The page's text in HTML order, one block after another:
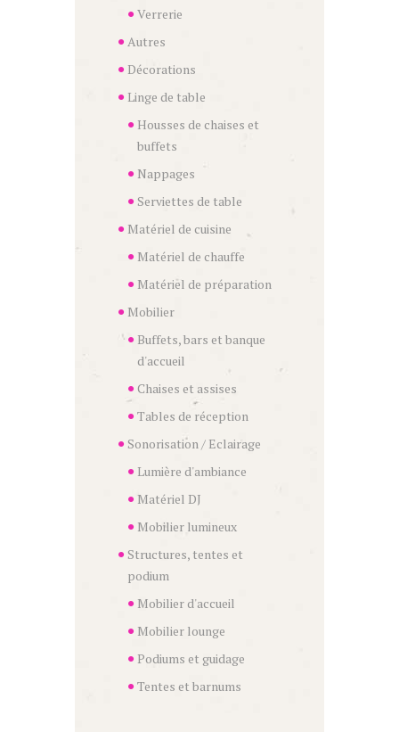
Verrerie
Autres
Décorations
Linge de table
Housses de chaises et
buffets
Nappages
Serviettes de table
Matériel de cuisine
Matériel de chauffe
Matériel de préparation
Mobilier
Buffets, bars et banque
d'accueil
Chaises et assises
Tables de réception
Sonorisation / Eclairage
Lumière d'ambiance
Matériel DJ
Mobilier lumineux
Structures, tentes et
podium
Mobilier d'accueil
Mobilier lounge
Podiums et guidage
Tentes et barnums